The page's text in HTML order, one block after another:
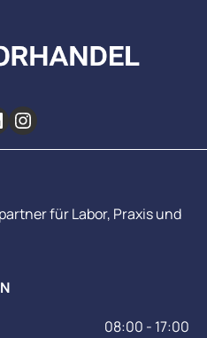
für Labor, Praxis und
08:00 - 17:00